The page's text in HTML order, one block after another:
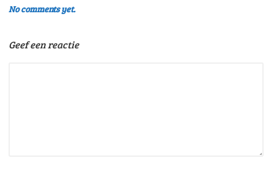
No comments yet.
Geef een reactie